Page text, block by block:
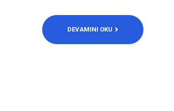
DEVAMINI OKU